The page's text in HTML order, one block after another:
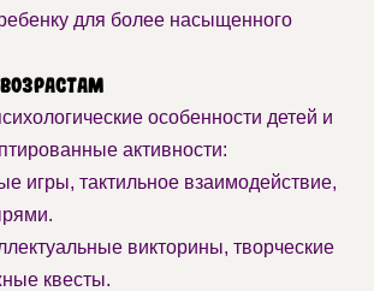
для более насыщенного
особенности детей и
активности:
игры, тактильное взаимодействие,
викторины, творческие
квесты.